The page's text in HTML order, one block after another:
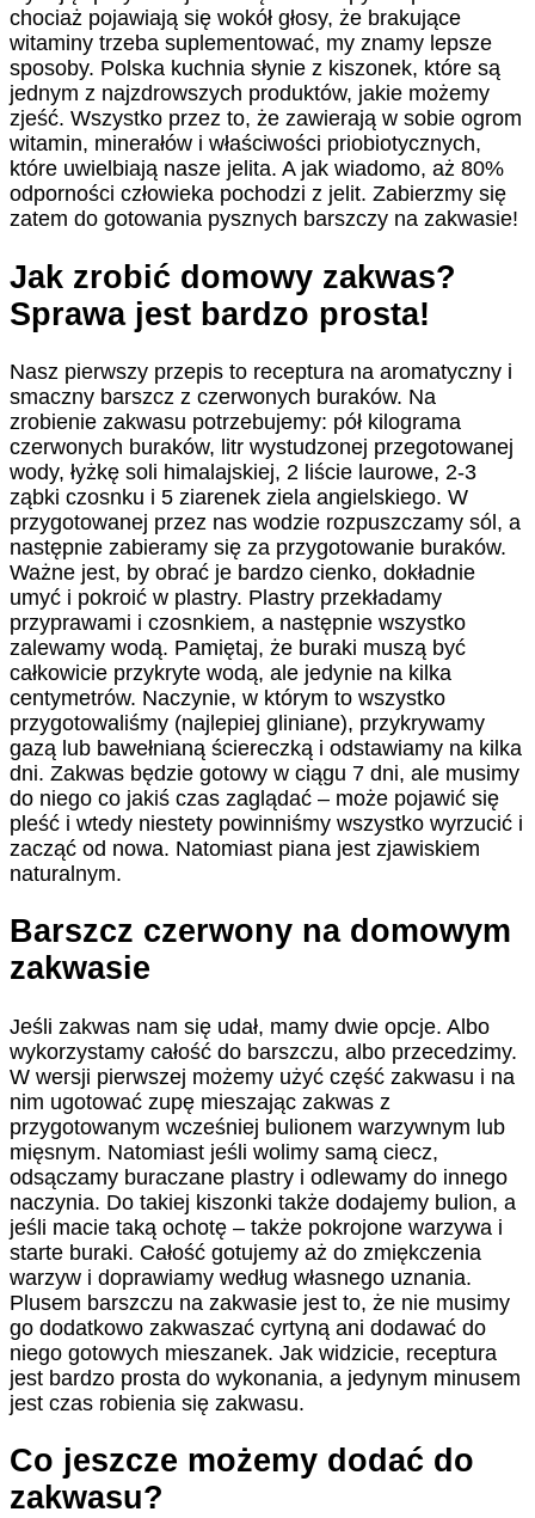
chociaż pojawiają się wokół głosy, że brakujące
witaminy trzeba suplementować, my znamy lepsze
sposoby. Polska kuchnia słynie z kiszonek, które są
jednym z najzdrowszych produktów, jakie możemy
zjeść. Wszystko przez to, że zawierają w sobie ogrom
witamin, minerałów i właściwości priobiotycznych,
które uwielbiają nasze jelita. A jak wiadomo, aż 80%
odporności człowieka pochodzi z jelit. Zabierzmy się
zatem do gotowania pysznych barszczy na zakwasie!
Jak zrobić domowy zakwas?
Sprawa jest bardzo prosta!
Nasz pierwszy przepis to receptura na aromatyczny i
smaczny barszcz z czerwonych buraków. Na
zrobienie zakwasu potrzebujemy: pół kilograma
czerwonych buraków, litr wystudzonej przegotowanej
wody, łyżkę soli himalajskiej, 2 liście laurowe, 2-3
ząbki czosnku i 5 ziarenek ziela angielskiego. W
przygotowanej przez nas wodzie rozpuszczamy sól, a
następnie zabieramy się za przygotowanie buraków.
Ważne jest, by obrać je bardzo cienko, dokładnie
umyć i pokroić w plastry. Plastry przekładamy
przyprawami i czosnkiem, a następnie wszystko
zalewamy wodą. Pamiętaj, że buraki muszą być
całkowicie przykryte wodą, ale jedynie na kilka
centymetrów. Naczynie, w którym to wszystko
przygotowaliśmy (najlepiej gliniane), przykrywamy
gazą lub bawełnianą ściereczką i odstawiamy na kilka
dni. Zakwas będzie gotowy w ciągu 7 dni, ale musimy
do niego co jakiś czas zaglądać – może pojawić się
pleść i wtedy niestety powinniśmy wszystko wyrzucić i
zacząć od nowa. Natomiast piana jest zjawiskiem
naturalnym.
Barszcz czerwony na domowym
zakwasie
Jeśli zakwas nam się udał, mamy dwie opcje. Albo
wykorzystamy całość do barszczu, albo przecedzimy.
W wersji pierwszej możemy użyć część zakwasu i na
nim ugotować zupę mieszając zakwas z
przygotowanym wcześniej bulionem warzywnym lub
mięsnym. Natomiast jeśli wolimy samą ciecz,
odsączamy buraczane plastry i odlewamy do innego
naczynia. Do takiej kiszonki także dodajemy bulion, a
jeśli macie taką ochotę – także pokrojone warzywa i
starte buraki. Całość gotujemy aż do zmiękczenia
warzyw i doprawiamy według własnego uznania.
Plusem barszczu na zakwasie jest to, że nie musimy
go dodatkowo zakwaszać cyrtyną ani dodawać do
niego gotowych mieszanek. Jak widzicie, receptura
jest bardzo prosta do wykonania, a jedynym minusem
jest czas robienia się zakwasu.
Co jeszcze możemy dodać do
zakwasu?